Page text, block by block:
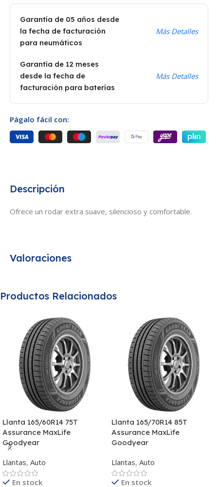
Descripción
Ofrece un rodar extra suave, silencioso y comfortable.
Garantía de 05 años desde
la fecha de facturación
para neumáticos
Más Detalles
Garantía de 12 meses
desde la fecha de
facturación para baterías
Más Detalles
Págalo fácil con:
Valoraciones
Productos Relacionados
Llanta 165/60R14 75T
Assurance MaxLife
Goodyear
Llantas, Auto
En stock
Llanta 165/70R14 85T
Assurance MaxLife
Goodyear
Llantas, Auto
En stock